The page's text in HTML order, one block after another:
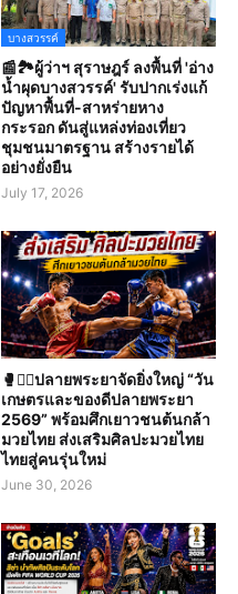
บางสวรรค์
📰🏞️ผู้ว่าฯ สุราษฎร์ ลงพื้นที่ 'อ่าง
น้ำผุดบางสวรรค์' รับปากเร่งแก้
ปัญหาพื้นที่-สาหร่ายหาง
กระรอก ดันสู่แหล่งท่องเที่ยว
ชุมชนมาตรฐาน สร้างรายได้
อย่างยั่งยืน
July 17, 2026
🥊🤼‍♀️ปลายพระยาจัดยิ่งใหญ่ “วัน
เกษตรและของดีปลายพระยา
2569” พร้อมศึกเยาวชนต้นกล้า
มวยไทย ส่งเสริมศิลปะมวยไทย
ไทยสู่คนรุ่นใหม่
June 30, 2026